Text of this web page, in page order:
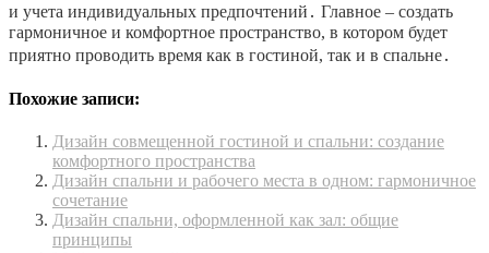
и учета индивидуальных предпочтений․ Главное – создать
гармоничное и комфортное пространство, в котором будет
приятно проводить время как в гостиной, так и в спальне․
Похожие записи:
Дизайн совмещенной гостиной и спальни: создание
комфортного пространства
Дизайн спальни и рабочего места в одном: гармоничное
сочетание
Дизайн спальни, оформленной как зал: общие
принципы